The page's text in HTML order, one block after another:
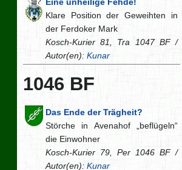
Eine unheilige Fehde!
Klare Position der Geweihten in
der Ferdoker Mark
Kosch-Kurier 81, Tra 1047 BF /
Autor(en): Kunar
1046 BF
Das Ende der Trägheit?
Störche in Avenahof „beflügeln“
die Einwohner
Kosch-Kurier 79, Per 1046 BF /
Autor(en): Kunar